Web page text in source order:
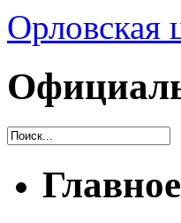
Орловская